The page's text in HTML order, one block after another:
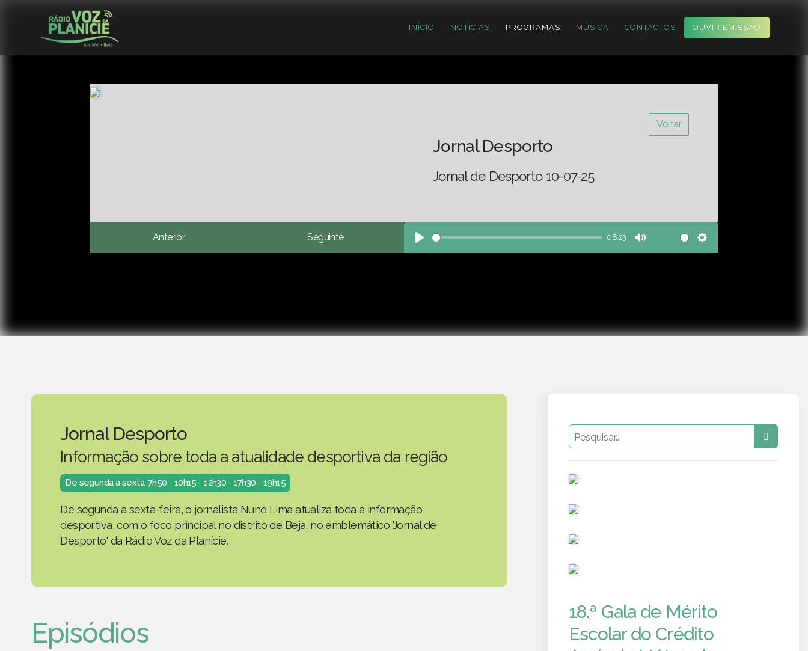
INÍCIO NOTÍCIAS PROGRAMAS MÚSICA CONTACTOS OUVIR EMISSÃO
Voltar
Jornal Desporto
Jornal de Desporto 10-07-25
Anterior Seguinte
Play
08:23
Mute Settings
Jornal Desporto
Informação sobre toda a atualidade desportiva da região
De segunda a sexta: 7h50 - 10h15 - 12h30 - 17h30 - 19h15
De segunda a sexta-feira, o jornalista Nuno Lima atualiza toda a informação
desportiva, com o foco principal no distrito de Beja, no emblemático 'Jornal de
Desporto' da Rádio Voz da Planície.
Episódios
18.ª Gala de Mérito
Escolar do Crédito